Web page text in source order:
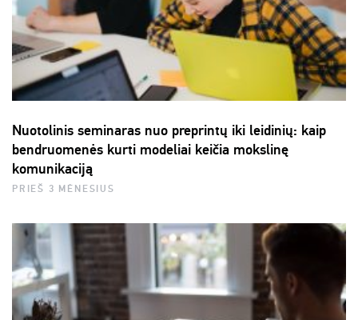
Nuotolinis seminaras nuo preprintų iki leidinių: kaip
bendruomenės kurti modeliai keičia mokslinę
komunikaciją
PRIEŠ 3 MĖNESIUS